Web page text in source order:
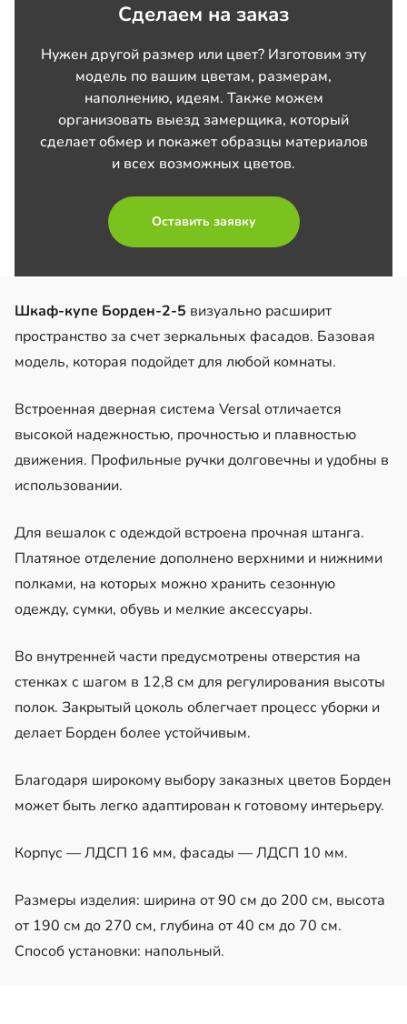
Сделаем на заказ
Нужен другой размер или цвет? Изготовим эту
модель по вашим цветам, размерам,
наполнению, идеям. Также можем
организовать выезд замерщика, который
сделает обмер и покажет образцы материалов
и всех возможных цветов.
Оставить заявку
Шкаф-купе Борден-2-5 визуально расширит
пространство за счет зеркальных фасадов. Базовая
модель, которая подойдет для любой комнаты.
Встроенная дверная система Versal отличается
высокой надежностью, прочностью и плавностью
движения. Профильные ручки долговечны и удобны в
использовании.
Для вешалок с одеждой встроена прочная штанга.
Платяное отделение дополнено верхними и нижними
полками, на которых можно хранить сезонную
одежду, сумки, обувь и мелкие аксессуары.
Во внутренней части предусмотрены отверстия на
стенках с шагом в 12,8 см для регулирования высоты
полок. Закрытый цоколь облегчает процесс уборки и
делает Борден более устойчивым.
Благодаря широкому выбору заказных цветов Борден
может быть легко адаптирован к готовому интерьеру.
Корпус — ЛДСП 16 мм, фасады — ЛДСП 10 мм.
Размеры изделия: ширина от 90 см до 200 см, высота
от 190 см до 270 см, глубина от 40 см до 70 см.
Способ установки: напольный.